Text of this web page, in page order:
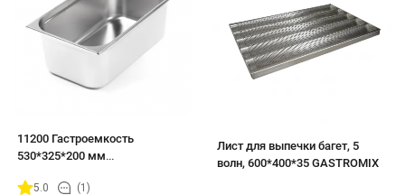
11200 Гастроемкость
530*325*200 мм
5.0 (1)
Лист для выпечки багет, 5
волн, 600*400*35 GASTROMIX